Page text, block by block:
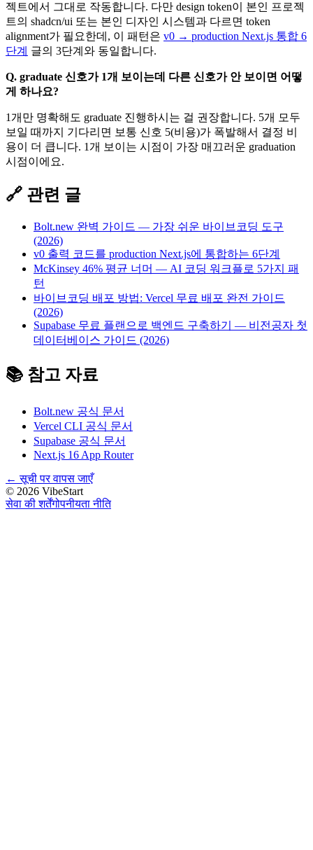
젝트에서 그대로 작동합니다. 다만 design token이 본인 프로젝
트의 shadcn/ui 또는 본인 디자인 시스템과 다르면 token
alignment가 필요한데, 이 패턴은 v0 → production Next.js 통합 6
단계 글의 3단계와 동일합니다.
Q. graduate 신호가 1개 보이는데 다른 신호가 안 보이면 어떻
게 하나요?
1개만 명확해도 graduate 진행하시는 걸 권장합니다. 5개 모두
보일 때까지 기다리면 보통 신호 5(비용)가 폭발해서 결정 비
용이 더 큽니다. 1개 보이는 시점이 가장 매끄러운 graduation
시점이에요.
🔗 관련 글
Bolt.new 완벽 가이드 — 가장 쉬운 바이브코딩 도구
(2026)
v0 출력 코드를 production Next.js에 통합하는 6단계
McKinsey 46% 평균 너머 — AI 코딩 워크플로 5가지 패
턴
바이브코딩 배포 방법: Vercel 무료 배포 완전 가이드
(2026)
Supabase 무료 플랜으로 백엔드 구축하기 — 비전공자 첫
데이터베이스 가이드 (2026)
📚 참고 자료
Bolt.new 공식 문서
Vercel CLI 공식 문서
Supabase 공식 문서
Next.js 16 App Router
←सूची पर वापस जाएँ
© 2026 VibeStart
सेवा की शर्तेंगोपनीयता नीति